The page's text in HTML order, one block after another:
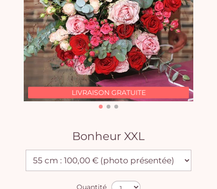
LIVRAISON GRATUITE
Bonheur XXL
Quantité